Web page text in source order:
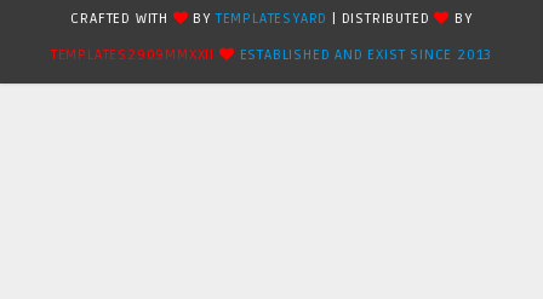
CRAFTED WITH BYTEMPLATESYARD | DISTRIBUTED
BY
TEMPLATES2909MMXXII
ESTABLISHED AND EXIST SINCE 2013